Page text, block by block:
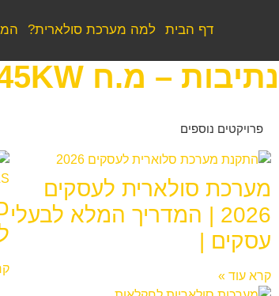
דף הבית למה מערכת סולארית?
נתיבות – מ.ח 45KW
פרויקטים נוספים
מערכת סולארית לעסקים
2026 | המדריך המלא לבעלי
עסקים |
קרא עוד »